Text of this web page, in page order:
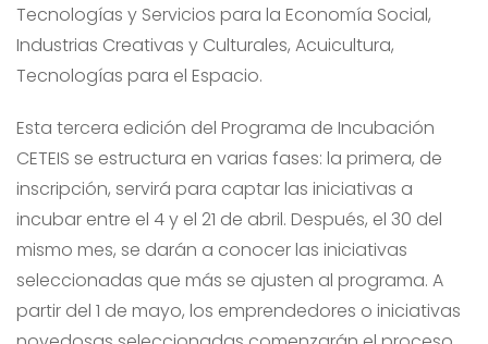
Tecnologías y Servicios para la Economía Social,
Industrias Creativas y Culturales, Acuicultura,
Tecnologías para el Espacio.
Esta tercera edición del Programa de Incubación
CETEIS se estructura en varias fases: la primera, de
inscripción, servirá para captar las iniciativas a
incubar entre el 4 y el 21 de abril. Después, el 30 del
mismo mes, se darán a conocer las iniciativas
seleccionadas que más se ajusten al programa. A
partir del 1 de mayo, los emprendedores o iniciativas